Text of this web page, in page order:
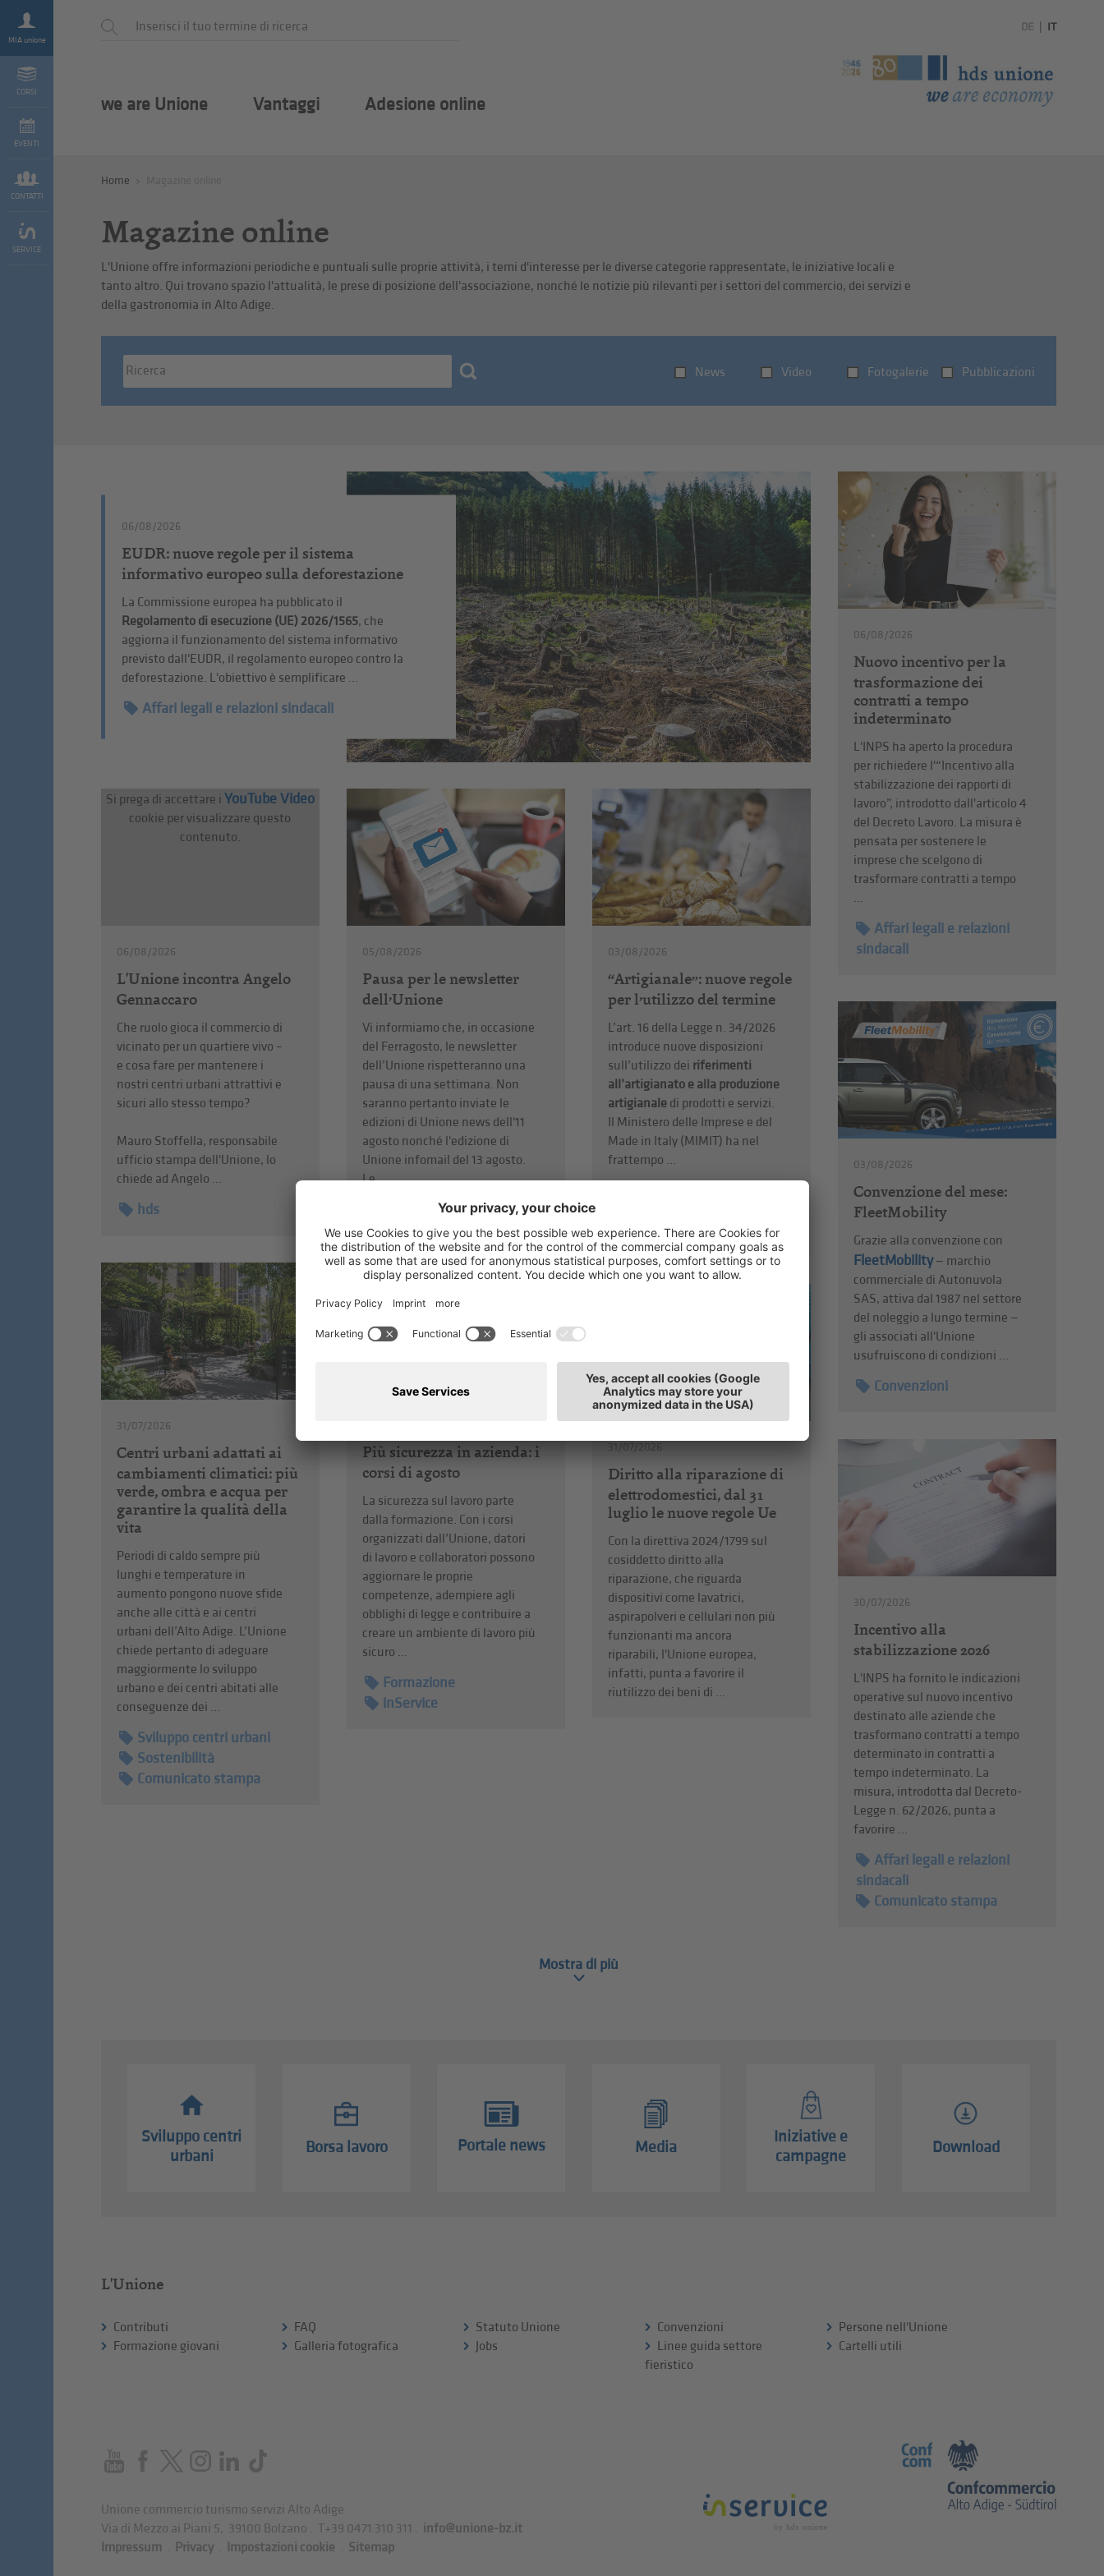
MIA unione
CORSI
EVENTI
CONTATTI
SERVICE
DE IT
we are Unione Vantaggi Adesione online
Home
Magazine online
L'Unione offre informazioni periodiche e puntuali sulle proprie attività, i temi d'interesse per le diverse categorie rappresentate, le iniziative locali e
tanto altro. Qui trovano spazio l'attualità, le prese di posizione dell'associazione, nonché le notizie più rilevanti per i settori del commercio, dei servizi e
della gastronomia in Alto Adige.
News Video Fotogalerie Pubblicazioni
06/08/2026
EUDR: nuove regole per il sistema
informativo europeo sulla deforestazione
La Commissione europea ha pubblicato il
Regolamento di esecuzione (UE) 2026/1565, che
aggiorna il funzionamento del sistema informativo
previsto dall'EUDR, il regolamento europeo contro la
deforestazione. L'obiettivo è semplificare ...
Affari legali e relazioni sindacali
06/08/2026
Nuovo incentivo per la
trasformazione dei
contratti a tempo
indeterminato
L'INPS ha aperto la procedura
per richiedere l'“Incentivo alla
stabilizzazione dei rapporti di
lavoro”, introdotto dall'articolo 4
del Decreto Lavoro. La misura è
pensata per sostenere le
imprese che scelgono di
trasformare contratti a tempo
...
Affari legali e relazioni
sindacali
Si prega di accettare i YouTube Video
cookie per visualizzare questo
contenuto.
06/08/2026
L'Unione incontra Angelo
Gennaccaro
Che ruolo gioca il commercio di
vicinato per un quartiere vivo –
e cosa fare per mantenere i
nostri centri urbani attrattivi e
sicuri allo stesso tempo?
Mauro Stoffella, responsabile
ufficio stampa dell'Unione, lo
chiede ad Angelo ...
hds
05/08/2026
Pausa per le newsletter
dell’Unione
Vi informiamo che, in occasione
del Ferragosto, le newsletter
dell’Unione rispetteranno una
pausa di una settimana. Non
saranno pertanto inviate le
edizioni di Unione news dell'11
agosto nonché l'edizione di
Unione infomail del 13 agosto.
Le ...
03/08/2026
“Artigianale”: nuove regole
per l’utilizzo del termine
L’art. 16 della Legge n. 34/2026
introduce nuove disposizioni
sull’utilizzo dei riferimenti
all’artigianato e alla produzione
artigianaledi prodotti e servizi.
Il Ministero delle Imprese e del
Made in Italy (MIMIT) ha nel
frattempo ...
Settore alimentare
03/08/2026
Convenzione del mese:
FleetMobility
Grazie alla convenzione con
FleetMobility— marchio
commerciale di Autonuvola
SAS, attiva dal 1987 nel settore
del noleggio a lungo termine —
gli associati all'Unione
usufruiscono di condizioni ...
Convenzioni
Più sicurezza in azienda: i
corsi di agosto
La sicurezza sul lavoro parte
dalla formazione. Con i corsi
organizzati dall’Unione, datori
di lavoro e collaboratori possono
aggiornare le proprie
competenze, adempiere agli
obblighi di legge e contribuire a
creare un ambiente di lavoro più
sicuro ...
Formazione
inService
31/07/2026
Centri urbani adattati ai
cambiamenti climatici: più
verde, ombra e acqua per
garantire la qualità della
vita
Periodi di caldo sempre più
lunghi e temperature in
aumento pongono nuove sfide
anche alle città e ai centri
urbani dell’Alto Adige. L’Unione
chiede pertanto di adeguare
maggiormente lo sviluppo
urbano e dei centri abitati alle
conseguenze dei ...
Sviluppo centri urbani
Sostenibilità
Comunicato stampa
31/07/2026
Diritto alla riparazione di
elettrodomestici, dal 31
luglio le nuove regole Ue
Con la direttiva 2024/1799 sul
cosiddetto diritto alla
riparazione, che riguarda
dispositivi come lavatrici,
aspirapolveri e cellulari non più
funzionanti ma ancora
riparabili, l'Unione europea,
infatti, punta a favorire il
riutilizzo dei beni di ...
30/07/2026
Incentivo alla
stabilizzazione 2026
L'INPS ha fornito le indicazioni
operative sul nuovo incentivo
destinato alle aziende che
trasformano contratti a tempo
determinato in contratti a
tempo indeterminato. La
misura, introdotta dal Decreto-
Legge n. 62/2026, punta a
favorire ...
Affari legali e relazioni
sindacali
Comunicato stampa
Mostra di più
Sviluppo centri
urbani
Borsa lavoro Portale news Media
Iniziative e
campagne
Download
L'Unione
Contributi
Formazione giovani
FAQ
Galleria fotografica
Statuto Unione
Jobs
Convenzioni
Linee guida settore
fieristico
Persone nell'Unione
Cartelli utili
Unione commercio turismo servizi Alto Adige
Via di Mezzo ai Piani 5
39100 Bolzano T+39 0471 310 311
info@unione-bz.it
Impressum
Privacy Impostazioni cookie Sitemap